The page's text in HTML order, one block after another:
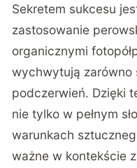
Sekretem sukcesu
zastosowanie
organicznymi
wychwytują zarówno
podczerwień. Dzięki
nie tylko w pełnym
warunkach
ważne w kontekście